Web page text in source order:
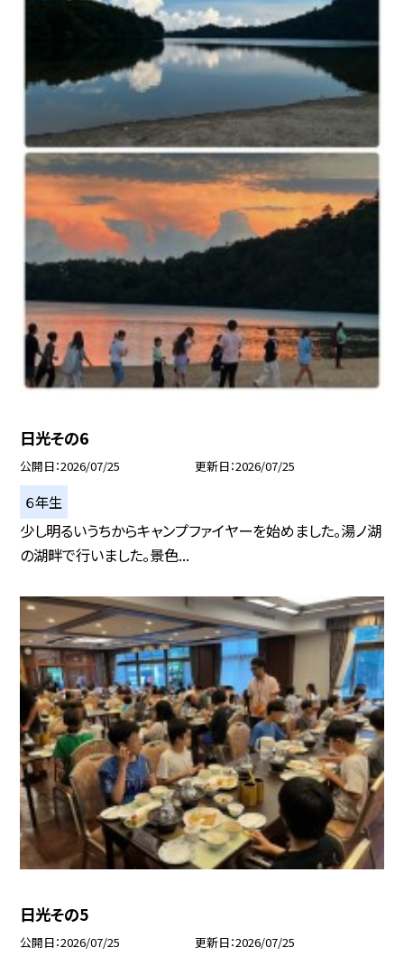
日光その6
公開日 2026/07/25 更新日 2026/07/25
６年生
少し明るいうちからキャンプファイヤーを始めました。湯ノ湖
の湖畔で行いました。景色...
日光その5
公開日 2026/07/25 更新日 2026/07/25